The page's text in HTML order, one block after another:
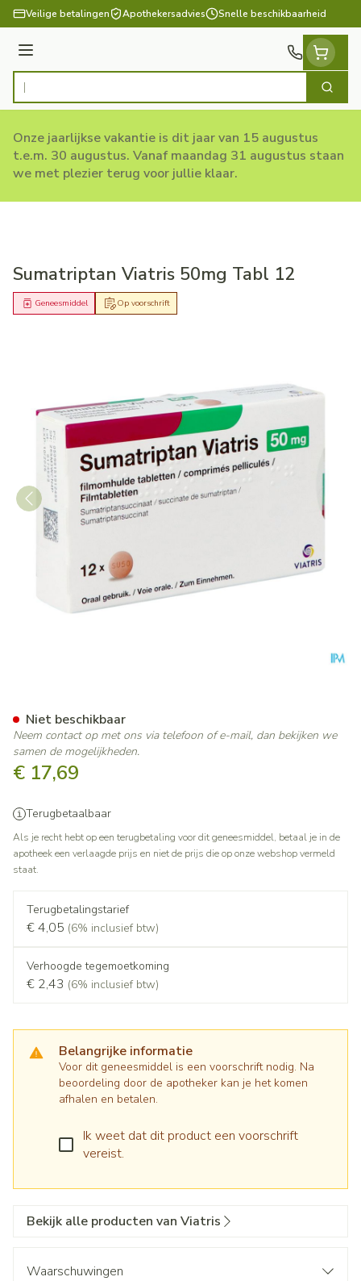
Ga naar de inhoud
Veilige betalingen Apothekersadvies Snelle beschikbaarheid
Menu
Product, merk, categorie... Zoek
Onze jaarlijkse vakantie is dit jaar van 15 augustus
t.e.m. 30 augustus. Vanaf maandag 31 augustus staan
we met plezier terug voor jullie klaar.
Sumatriptan Viatris 50mg Tabl 12
Op voorschrift
Geneesmiddel
€ 17,69
Terugbetaalbaar
Als je recht hebt op een terugbetaling voor dit geneesmiddel, betaal je in de
apotheek een verlaagde prijs en niet de prijs die op onze webshop vermeld
staat.
Terugbetalingstarief
€ 4,05 (6% inclusief btw)
Verhoogde tegemoetkoming
€ 2,43 (6% inclusief btw)
Belangrijke informatie
Voor dit geneesmiddel is een voorschrift nodig. Na
beoordeling door de apotheker kan je het komen
afhalen en betalen.
Ik weet dat dit product een voorschrift
vereist.
Niet beschikbaar
Neem contact op met ons via telefoon of e-mail, dan bekijken we
samen de mogelijkheden.
Bekijk alle producten van Viatris
Waarschuwingen